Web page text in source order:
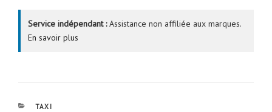
Service indépendant :Assistance non affiliée aux marques.
En savoir plus
CATÉGORIES
TAXI